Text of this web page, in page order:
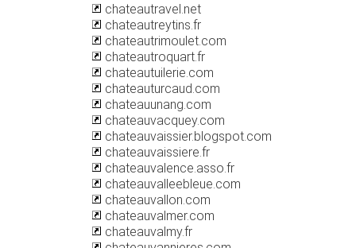
chateautravel.net
chateautreytins.fr
chateautrimoulet.com
chateautroquart.fr
chateautuilerie.com
chateauturcaud.com
chateauunang.com
chateauvacquey.com
chateauvaissier.blogspot.com
chateauvaissiere.fr
chateauvalence.asso.fr
chateauvalleebleue.com
chateauvallon.com
chateauvalmer.com
chateauvalmy.fr